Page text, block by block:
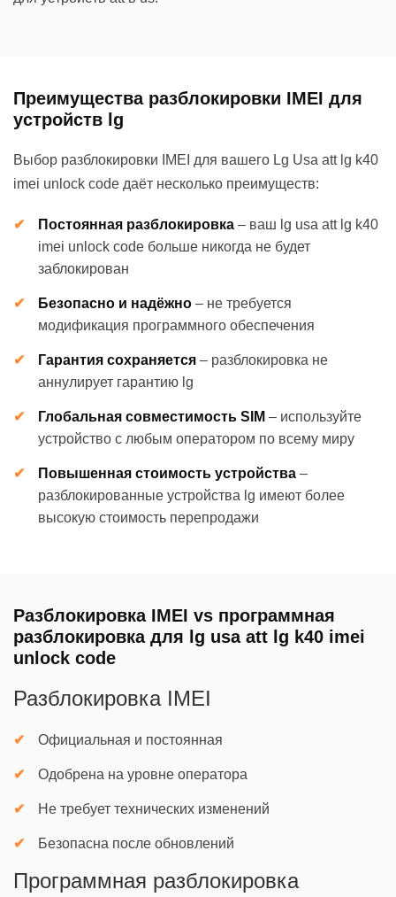
Преимущества разблокировки IMEI для
устройств lg
Выбор разблокировки IMEI для вашего Lg Usa att lg k40
imei unlock code даёт несколько преимуществ:
Постоянная разблокировка – ваш lg usa att lg k40
imei unlock code больше никогда не будет
заблокирован
Безопасно и надёжно – не требуется
модификация программного обеспечения
Гарантия сохраняется – разблокировка не
аннулирует гарантию lg
Глобальная совместимость SIM – используйте
устройство с любым оператором по всему миру
Повышенная стоимость устройства –
разблокированные устройства lg имеют более
высокую стоимость перепродажи
Разблокировка IMEI vs программная
разблокировка для lg usa att lg k40 imei
unlock code
Разблокировка IMEI
Официальная и постоянная
Одобрена на уровне оператора
Не требует технических изменений
Безопасна после обновлений
Программная разблокировка